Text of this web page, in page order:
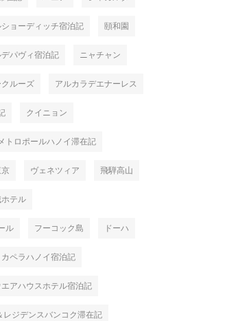
ショーディッチ宿泊記 頤和園
デパヴィ宿泊記 ニャチャン
クルーズ アルカラデエナーレス
クイニョン
トロポールハノイ滞在記
ヴェネツィア 飛騨高山
テル
ル フーコック島 ドーハ
カペラハノイ宿泊記
アハウスホテル宿泊記
レジデンスバンコク滞在記